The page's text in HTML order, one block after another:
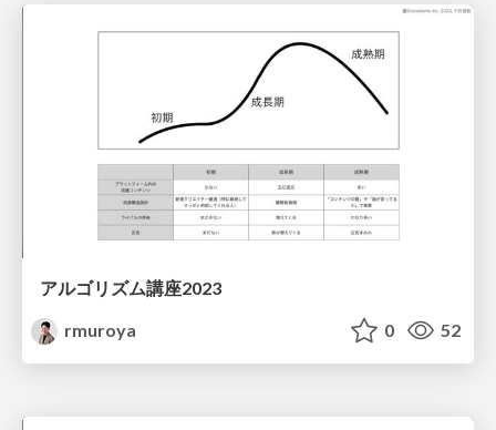
アルゴリズム講座2023
rmuroya
0 52